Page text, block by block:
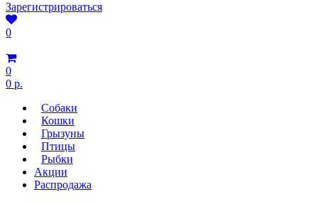
Зарегистрироваться
0
0
0 р.
Собаки
Кошки
Грызуны
Птицы
Рыбки
Акции
Распродажа